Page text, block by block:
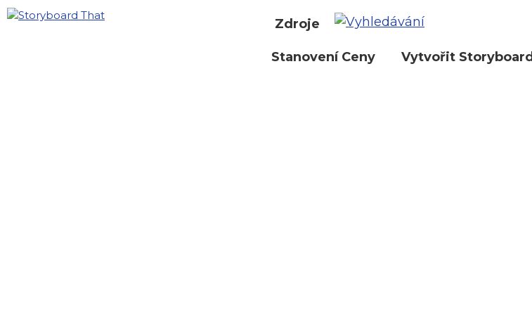
Zdroje
Stanovení Ceny Vytvořit Storyboard